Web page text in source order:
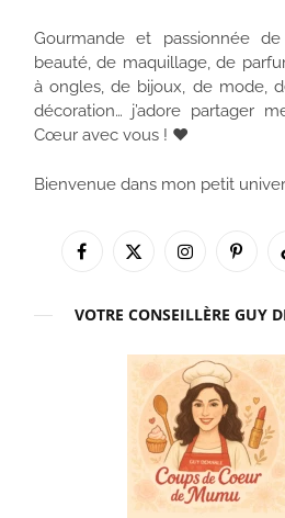
Gourmande et passionnée
beauté, de maquillage, de
à ongles, de bijoux, de mode,
décoration… j’adore partager
Cœur avec vous ! ♥
Bienvenue dans mon petit
Facebook
X
Instagram
VOTRE CONSEILLÈRE GUY